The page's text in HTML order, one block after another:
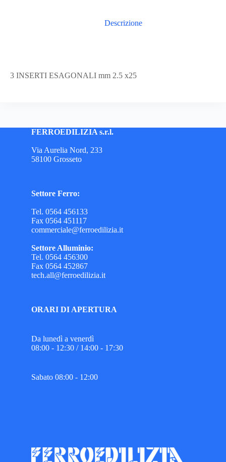
Descrizione
3 INSERTI ESAGONALI mm 2.5 x25
FERROEDILIZIA s.r.l.
Via Aurelia Nord, 233
58100 Grosseto
Settore Ferro:
Tel. 0564 456133
Fax 0564 451117
commerciale@ferroedilizia.it
Settore Alluminio:
Tel. 0564 456300
Fax 0564 452867
tech.all@ferroedilizia.it
ORARI DI APERTURA
Da lunedì a venerdì
08:00 - 12:30 / 14:00 - 17:30
Sabato 08:00 - 12:00